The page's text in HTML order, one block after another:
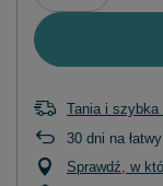
Tania i szybka
30 dni na
Sprawdź, w